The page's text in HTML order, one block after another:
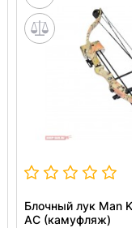
Блочный лук Man
AC (камуфляж)